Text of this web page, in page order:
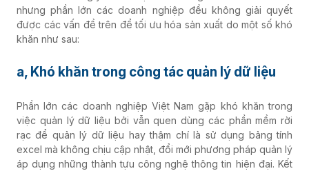
nhưng phần lớn các doanh nghiệp đều không giải quyết
được các vấn đề trên để tối ưu hóa sản xuất do một số khó
khăn như sau:
a, Khó khăn trong công tác quản lý dữ liệu
Phần lớn các doanh nghiệp Việt Nam gặp khó khăn trong
việc quản lý dữ liệu bởi vẫn quen dùng các phần mềm rời
rạc để quản lý dữ liệu hay thậm chí là sử dụng bảng tính
excel mà không chịu cập nhật, đổi mới phương pháp quản lý
áp dụng những thành tựu công nghệ thông tin hiện đại. Kết